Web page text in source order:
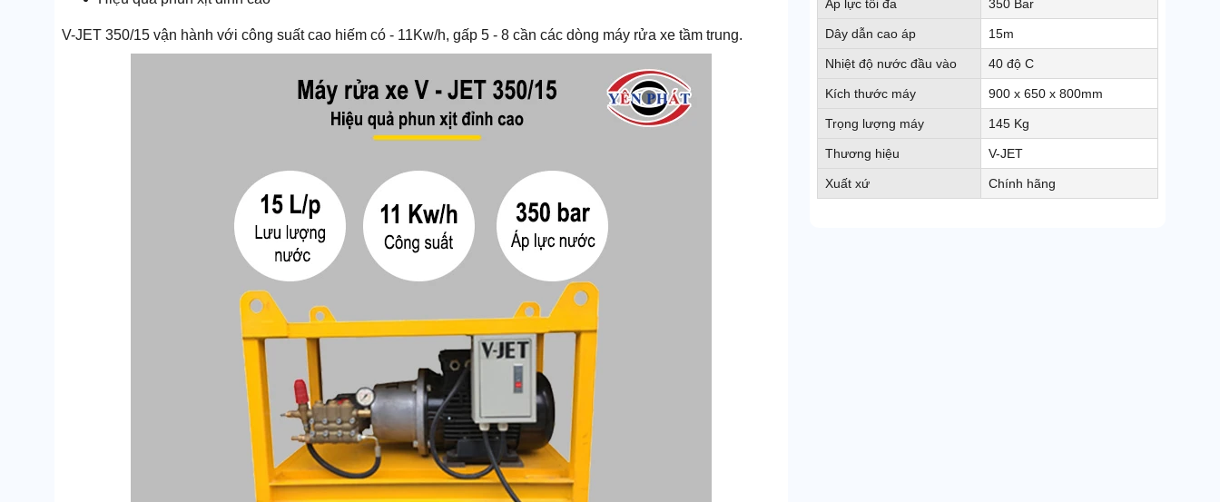
Áp lực tối đa 350 Bar
Dây dẫn cao áp 15m
Nhiệt độ nước đầu vào 40 độ C
Kích thước máy 900 x 650 x 800mm
Trọng lượng máy 145 Kg
Thương hiệu V-JET
Xuất xứ Chính hãng
V-JET 350/15 vận hành với công suất cao hiếm có - 11Kw/h, gấp 5 - 8 cần các dòng máy rửa xe tầm trung.